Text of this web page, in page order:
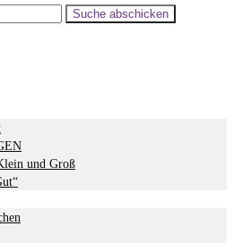
Suche abschicken
und Groß